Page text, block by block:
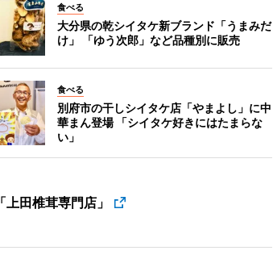
食べる
大分県の乾シイタケ新ブランド「うまみだ
け」 「ゆう次郎」など品種別に販売
食べる
別府市の干しシイタケ店「やまよし」に中
華まん登場 「シイタケ好きにはたまらな
い」
「上田椎茸専門店」